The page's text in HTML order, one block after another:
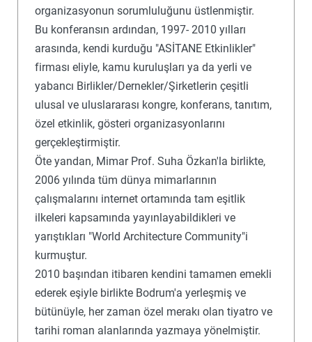
organizasyonun sorumluluğunu üstlenmiştir.
Bu konferansın ardından, 1997- 2010 yılları
arasında, kendi kurduğu "ASİTANE Etkinlikler"
firması eliyle, kamu kuruluşları ya da yerli ve
yabancı Birlikler/Dernekler/Şirketlerin çeşitli
ulusal ve uluslararası kongre, konferans, tanıtım,
özel etkinlik, gösteri organizasyonlarını
gerçekleştirmiştir.
Öte yandan, Mimar Prof. Suha Özkan'la birlikte,
2006 yılında tüm dünya mimarlarının
çalışmalarını internet ortamında tam eşitlik
ilkeleri kapsamında yayınlayabildikleri ve
yarıştıkları "World Architecture Community"i
kurmuştur.
2010 başından itibaren kendini tamamen emekli
ederek eşiyle birlikte Bodrum'a yerleşmiş ve
bütünüyle, her zaman özel merakı olan tiyatro ve
tarihi roman alanlarında yazmaya yönelmiştir.